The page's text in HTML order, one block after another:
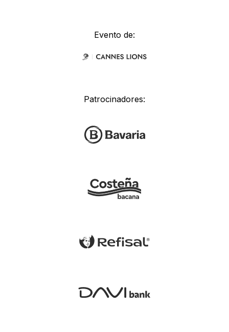
Evento de:
Patrocinadores: